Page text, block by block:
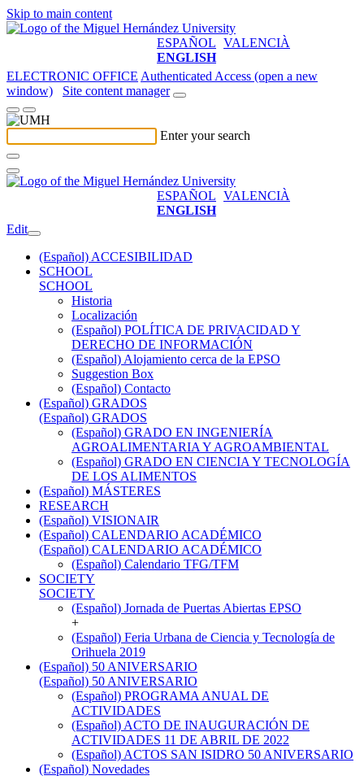
Skip to main content
ESPAÑOL VALENCIÀ
ENGLISH
ELECTRONIC OFFICE Authenticated Access (open a new
window)
Site content manager
Enter your search
ESPAÑOL VALENCIÀ
ENGLISH
Edit
(Español) ACCESIBILIDAD
SCHOOL
SCHOOL
Historia
Localización
(Español) POLÍTICA DE PRIVACIDAD Y
DERECHO DE INFORMACIÓN
(Español) Alojamiento cerca de la EPSO
Suggestion Box
(Español) Contacto
(Español) GRADOS
(Español) GRADOS
(Español) GRADO EN INGENIERÍA
AGROALIMENTARIA Y AGROAMBIENTAL
(Español) GRADO EN CIENCIA Y TECNOLOGÍA
DE LOS ALIMENTOS
(Español) MÁSTERES
RESEARCH
(Español) VISIONAIR
(Español) CALENDARIO ACADÉMICO
(Español) CALENDARIO ACADÉMICO
(Español) Calendario TFG/TFM
SOCIETY
SOCIETY
(Español) Jornada de Puertas Abiertas EPSO
+
(Español) Feria Urbana de Ciencia y Tecnología de
Orihuela 2019
(Español) 50 ANIVERSARIO
(Español) 50 ANIVERSARIO
(Español) PROGRAMA ANUAL DE
ACTIVIDADES
(Español) ACTO DE INAUGURACIÓN DE
ACTIVIDADES 11 DE ABRIL DE 2022
(Español) ACTOS SAN ISIDRO 50 ANIVERSARIO
(Español) Novedades